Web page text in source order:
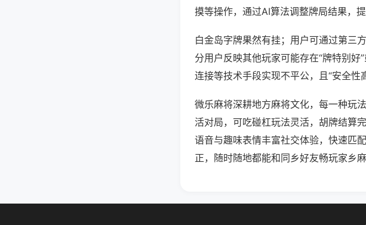
摸等操作，通过AI算法调整牌局结果，提
白金岛字牌果然有挂；用户可通过第三
分用户反映其他玩家可能存在“牌特别好
连接等技术手段实现不平公，且“安全性高
微乐麻将深耕地方麻将文化，每一种玩
活对局，可吃碰杠玩法灵活，胡牌结算
语音与趣味表情丰富社交体验，快速匹
正，随时随地都能和同乡好友畅玩家乡